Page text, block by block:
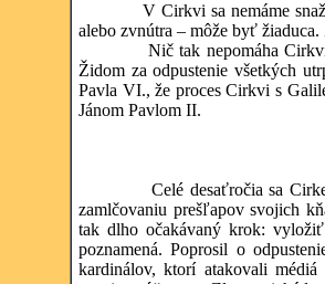
V Cirkvi sa nemáme snažiť
alebo zvnútra – môže byť
Nič tak nepomáha Cirkvi i
Židom za odpustenie všetkých
Pavla VI., že proces Cirkvi s
Jánom Pavlom II.
Celé desaťročia sa Cirkev
zamlčovaniu prešľapov svojich
tak dlho očakávaný krok:
poznamená. Poprosil o
kardinálov, ktorí atakovali